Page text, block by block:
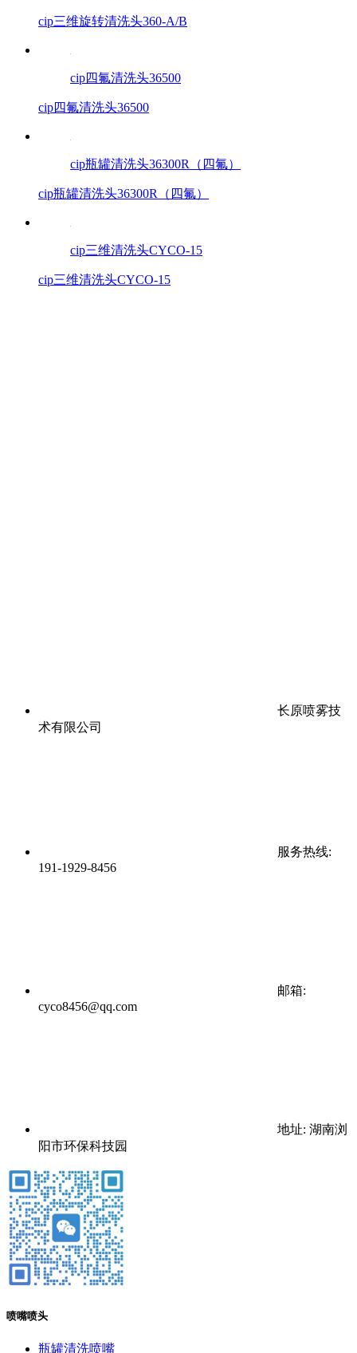
cip三维旋转清洗头360-A/B
cip四氟清洗头36500
cip四氟清洗头36500
cip瓶罐清洗头36300R（四氟）
cip瓶罐清洗头36300R（四氟）
cip三维清洗头CYCO-15
cip三维清洗头CYCO-15
长原喷雾技
术有限公司
服务热线:
191-1929-8456
邮箱:
cyco8456@qq.com
地址: 湖南浏
阳市环保科技园
喷嘴喷头
瓶罐清洗喷嘴